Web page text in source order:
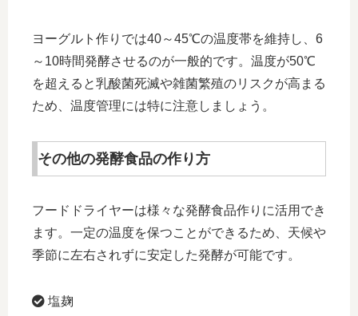
ヨーグルト作りでは40～45℃の温度帯を維持し、6
～10時間発酵させるのが一般的です。温度が50℃
を超えると乳酸菌死滅や雑菌繁殖のリスクが高まる
ため、温度管理には特に注意しましょう。
その他の発酵食品の作り方
フードドライヤーは様々な発酵食品作りに活用でき
ます。一定の温度を保つことができるため、天候や
季節に左右されずに安定した発酵が可能です。
塩麹